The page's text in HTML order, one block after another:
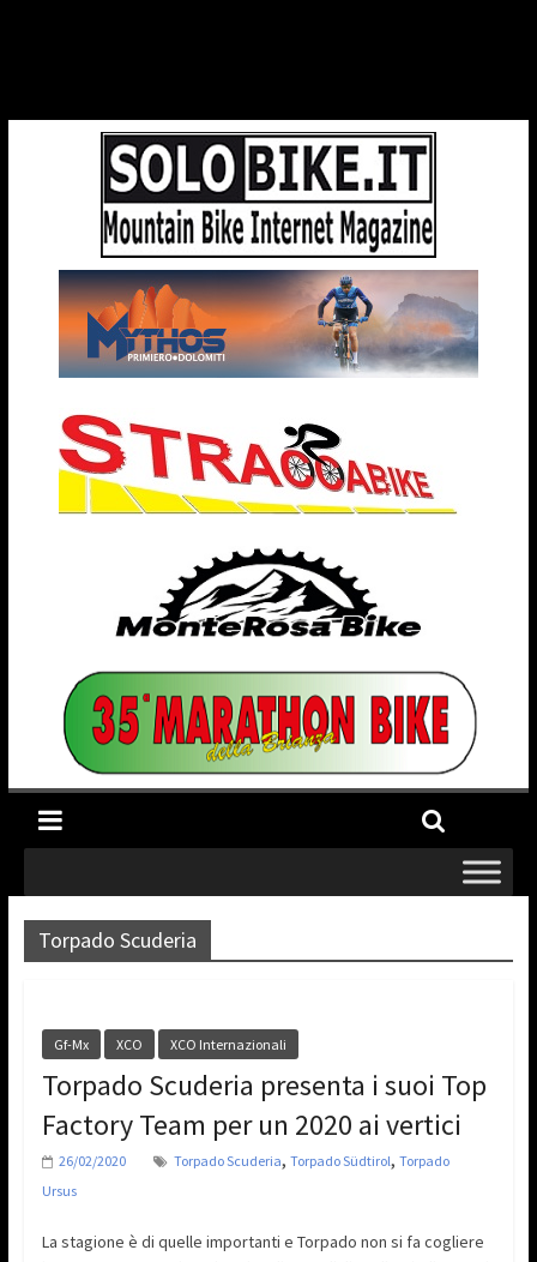
Torpado Scuderia
Gf-Mx XCO XCO Internazionali
Torpado Scuderia presenta i suoi Top
Factory Team per un 2020 ai vertici
26/02/2020 Torpado Scuderia, Torpado Südtirol, Torpado
Ursus
La stagione è di quelle importanti e Torpado non si fa cogliere